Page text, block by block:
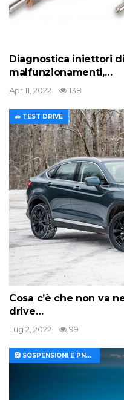
Diagnostica iniettori
malfunzionamenti,…
Apr 11, 2022 138
🚗 TEST DRIVE
Cosa c’è che non va
drive…
Lug 2, 2022 99
🛞 SOSPENSIONI E PNEUMATICI